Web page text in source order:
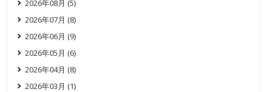
2026年08月 (5)
2026年07月 (8)
2026年06月 (9)
2026年05月 (6)
2026年04月 (8)
2026年03月 (1)